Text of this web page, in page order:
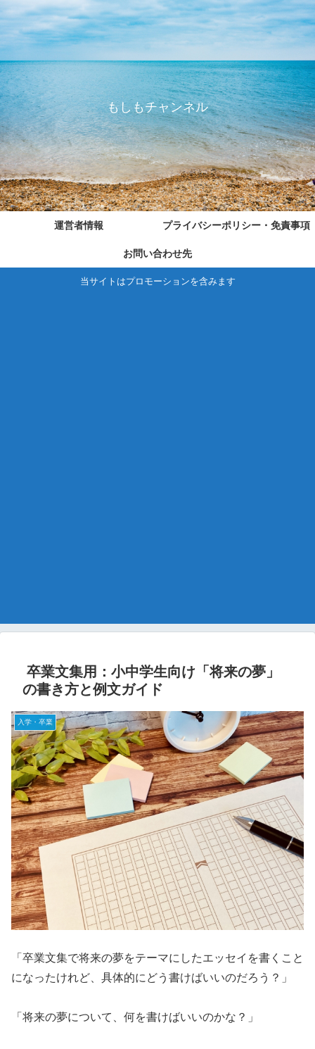
もしもチャンネル
運営者情報 プライバシーポリシー・免責事項
お問い合わせ先
当サイトはプロモーションを含みます
卒業文集用：小中学生向け「将来の夢」
の書き方と例文ガイド
入学・卒業
「卒業文集で将来の夢をテーマにしたエッセイを書くこと
になったけれど、具体的にどう書けばいいのだろう？」
「将来の夢について、何を書けばいいのかな？」